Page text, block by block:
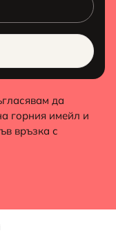
да
горния имейл и
връзка с